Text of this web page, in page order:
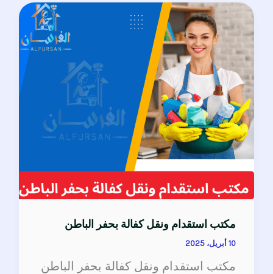
مكتب استقدام ونقل كفالة بحفر الباطن
10 أبريل، 2025
مكتب استقدام ونقل كفالة بحفر الباطن
مكتب
استقدام
ونقل
كفالة
بحفر
الباطن